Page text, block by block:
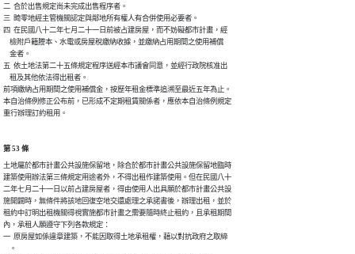
二  合於出售規定尚未完成出售程序者。
三  畸零地經主管機關認定與鄰地所有權人有合併使用必要者。
四  在民國八十二年七月二十一日前被占建房屋，而不妨礙都市計畫，經
    檢附戶籍謄本、水電或房屋稅繳納收據，並繳納占用期間之使用補償
    金者。
五  依土地法第二十五條規定程序送經本市議會同意，並經行政院核准出
    租及其他依法得出租者。
前項繳納占用期間之使用補償金，按歷年租金標準追溯至最近五年為止。
本自治條例修正公布前，已形成不定期租賃關係者，應依本自治條例規定
重行辦理訂約租用。
第 53 條
土地屬於都市計畫公共設施保留地，除合於都市計畫公共設施保留地臨時
建築使用辦法第三條規定用途者外，不得出租作建築使用。但在民國八十
二年七月二十一日以前占建房屋者，得由使用人出具願於都市計畫公共設
施開闢時，無條件將該地回復空地交還處理之承諾書後，辦理出租，並於
租約中訂明出租機關得視實施都市計畫之需要隨時終止租約，且承租期間
內，承租人願遵守下列各款規定：
一  原房屋如係違章建築，不能因取得土地承租權，藉以對抗政府之取締
    。